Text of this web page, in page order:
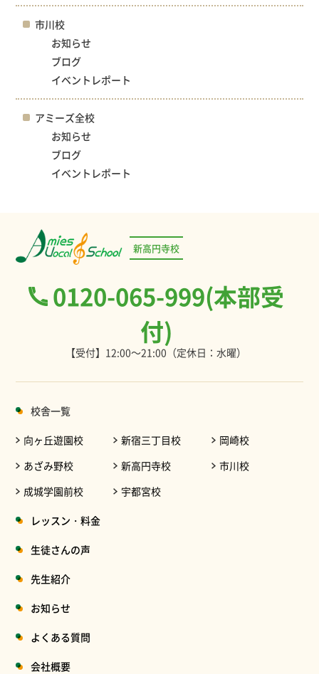
市川校
お知らせ
ブログ
イベントレポート
アミーズ全校
お知らせ
ブログ
イベントレポート
新高円寺校
0120-065-999(本部受
付)
【受付】12:00～21:00（定休日：水曜）
校舎一覧
向ヶ丘遊園校
あざみ野校
成城学園前校
新宿三丁目校
新高円寺校
宇都宮校
岡崎校
市川校
レッスン・料金
生徒さんの声
先生紹介
お知らせ
よくある質問
会社概要